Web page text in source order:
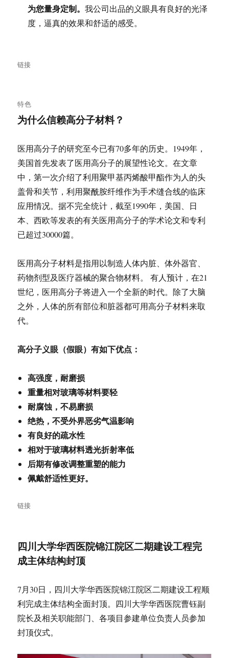
为您量身定制。我公司出品的义眼具有良好的光泽
度，逼真的效果和舒适的感受。
格
链接
特色
为什么信赖高分子材料？
医用高分子的研究至今已有70多年的历史。1949年，
美国首先发表了医用高分子的展望性论文。在文章
中，第一次介绍了利用聚甲基丙烯酸甲酯作为人的头
盖骨和关节，利用聚酰胺纤维作为手术缝合线的临床
应用情况。据不完全统计，截至1990年，美国、日
本、西欧等发表的有关医用高分子的学术论文和专利
已超过30000篇。
医用高分子材料是指用以制造人体内脏、体外器官、
药物剂型及医疗器械的聚合物材料。 有人预计，在21
世纪，医用高分子将进入一个全新的时代。除了大脑
之外，人体的所有部位和脏器都可用高分子材料来取
代。
高分子义眼（假眼）有如下优点：
高强度，耐磨损
重量相对玻璃等材料要轻
耐腐蚀，不易磨损
绝热，不受外界恶劣气温影响
有良好的疏水性
相对于玻璃材料透光折射率低
后期有修改调整重塑的能力
佩戴舒适性更好。
格
链接
四川大学华西医院锦江院区二期建设工程完
成主体结构封顶
7月30日，四川大学华西医院锦江院区二期建设工程顺
利完成主体结构全面封顶。四川大学华西医院曹钰副
院长及相关职能部门、各项目参建单位负责人员参加
封顶仪式。